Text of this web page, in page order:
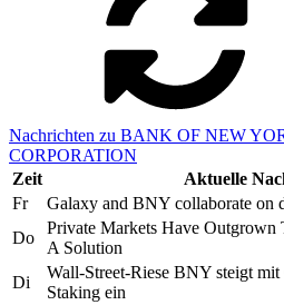
Nachrichten zu BANK OF NEW
CORPORATION
Zeit
Aktuelle
Fr
Galaxy and BNY collaborate on
Do
Private Markets Have
A Solution
Di
Wall-Street-Riese BNY steigt
Staking ein